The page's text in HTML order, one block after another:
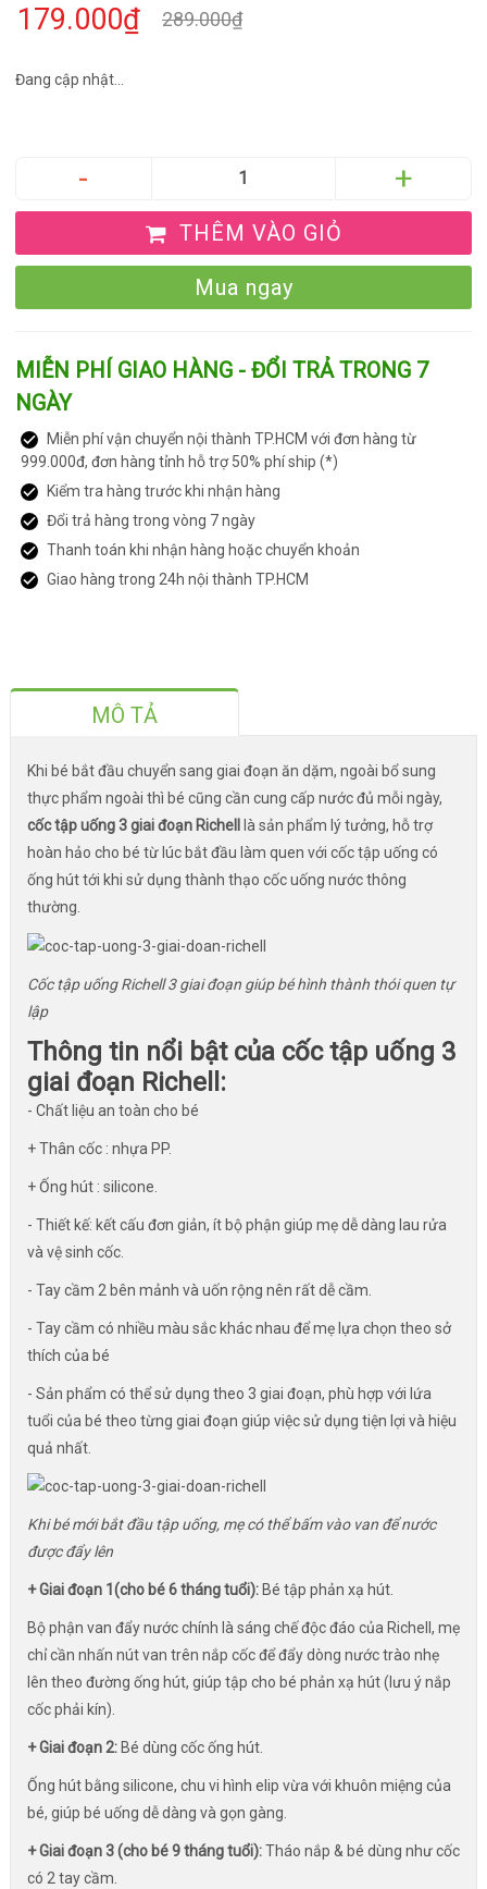
179.000₫ 289.000₫
Đang cập nhật...
THÊM VÀO GIỎ
Mua ngay
MIỄN PHÍ GIAO HÀNG - ĐỔI TRẢ TRONG 7
NGÀY
Miễn phí vận chuyển nội thành TP.HCM với đơn hàng từ
999.000đ, đơn hàng tỉnh hỗ trợ 50% phí ship (*)
Kiểm tra hàng trước khi nhận hàng
Đổi trả hàng trong vòng 7 ngày
Thanh toán khi nhận hàng hoặc chuyển khoản
Giao hàng trong 24h nội thành TP.HCM
MÔ TẢ
Khi bé bắt đầu chuyển sang giai đoạn ăn dặm, ngoài bổ sung
thực phẩm ngoài thì bé cũng cần cung cấp nước đủ mỗi ngày,
cốc tập uống 3 giai đoạn Richell
là sản phẩm lý tưởng, hỗ trợ
hoàn hảo cho bé từ lúc bắt đầu làm quen với cốc tập uống có
ống hút tới khi sử dụng thành thạo cốc uống nước thông
thường.
Cốc tập uống Richell 3 giai đoạn giúp bé hình thành thói quen tự
lập
Thông tin nổi bật của cốc tập uống 3
giai đoạn Richell:
- Chất liệu an toàn cho bé
+ Thân cốc : nhựa PP.
+ Ống hút : silicone.
- Thiết kế: kết cấu đơn giản, ít bộ phận giúp mẹ dễ dàng lau rửa
và vệ sinh cốc.
- Tay cầm 2 bên mảnh và uốn rộng nên rất dễ cầm.
- Tay cầm có nhiều màu sắc khác nhau để mẹ lựa chọn theo sở
thích của bé
- Sản phẩm có thể sử dụng theo 3 giai đoạn, phù hợp với lứa
tuổi của bé theo từng giai đoạn giúp việc sử dụng tiện lợi và hiệu
quả nhất.
Khi bé mới bắt đầu tập uống, mẹ có thể bấm vào van để nước
được đẩy lên
+ Giai đoạn 1(cho bé 6 tháng tuổi):Bé tập phản xạ hút.
Bộ phận van đẩy nước chính là sáng chế độc đáo của Richell, mẹ
chỉ cần nhấn nút van trên nắp cốc để đẩy dòng nước trào nhẹ
lên theo đường ống hút, giúp tập cho bé phản xạ hút (lưu ý nắp
cốc phải kín).
+ Giai đoạn 2:Bé dùng cốc ống hút.
Ống hút bằng silicone, chu vi hình elip vừa với khuôn miệng của
bé, giúp bé uống dễ dàng và gọn gàng.
+ Giai đoạn 3 (cho bé 9 tháng tuổi):Tháo nắp & bé dùng như cốc
có 2 tay cầm.